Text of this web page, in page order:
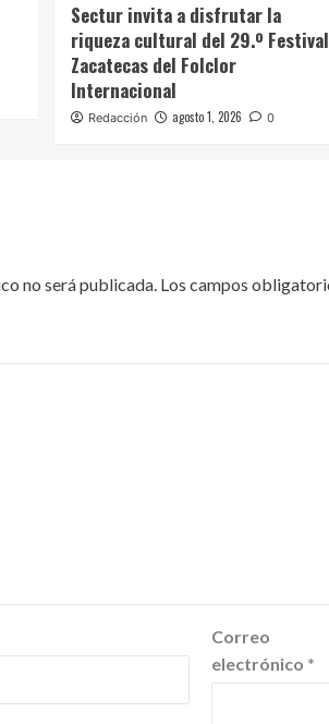
Sectur invita a disfrutar la
riqueza cultural del 29.º Festival
Zacatecas del Folclor
Internacional
Redacción agosto 1, 2026 0
no será publicada. Los campos
Correo
electrónico *